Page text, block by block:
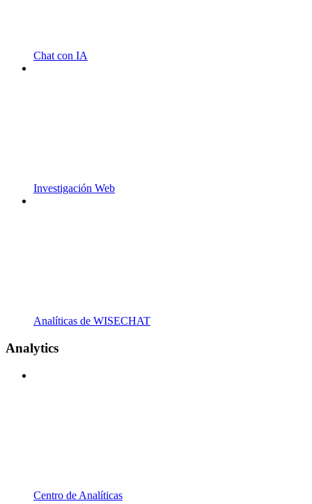
Chat con IA
Investigación Web
Analíticas de WISECHAT
Analytics
Centro de Analíticas